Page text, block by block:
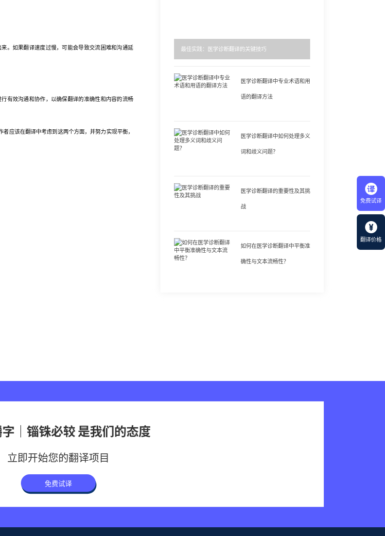
免费试译
翻译价格
如果翻译速度过慢，可能会导致交流困难和沟通延
效沟通和协作，以确保翻译的准确性和内容的流畅
应该在翻译中考虑到这两个方面，并努力实现平衡，
最佳实践：医学诊断翻译的关键技巧
医学诊断翻译中专业术语和用
语的翻译方法
医学诊断翻译中如何处理多义
词和歧义问题？
医学诊断翻译的重要性及其挑
战
如何在医学诊断翻译中平衡准
确性与文本流畅性？
｜锱铢必较 是我们的态度
立即开始您的翻译项目
免费试译